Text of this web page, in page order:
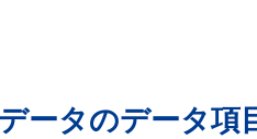
ータのデータ項